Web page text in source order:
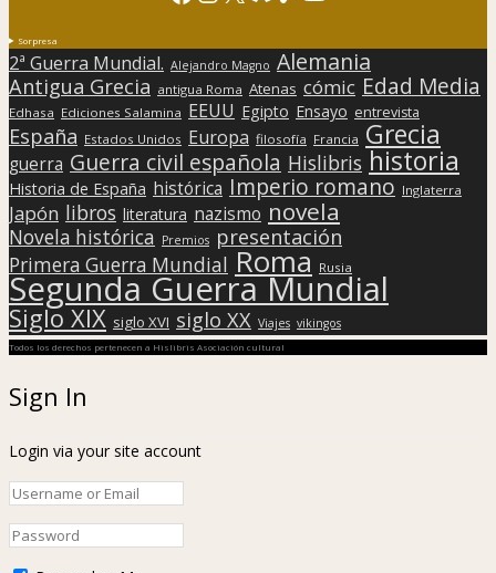
Sorpresa
2ª Guerra Mundial. Alejandro Magno Alemania
Antigua Grecia antigua Roma Atenas cómic Edad Media
Edhasa Ediciones Salamina EEUU Egipto Ensayo entrevista
España Estados Unidos Europa filosofía Francia Grecia
guerra Guerra civil española Hislibris historia
Historia de España histórica Imperio romano Inglaterra
Japón libros literatura nazismo novela
Novela histórica Premios presentación
Primera Guerra Mundial Roma Rusia
Segunda Guerra Mundial
Siglo XIX siglo XVI siglo XX Viajes vikingos
Todos los derechos pertenecen a Hislibris Asociación cultural
Sign In
Login via your site account